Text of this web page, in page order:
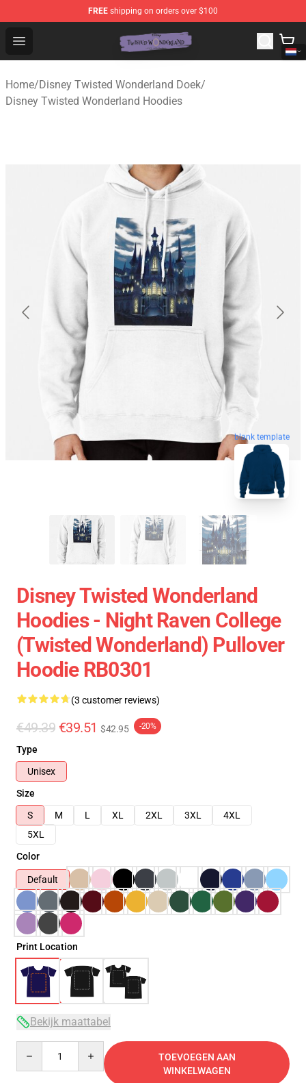
FREE shipping on orders over $100
Open menu
Twisted Wonderland Store - Official Twisted
Home/Disney Twisted Wonderland Doek/
Disney Twisted Wonderland Hoodies
blank template
Disney Twisted Wonderland
Hoodies - Night Raven College
(Twisted Wonderland) Pullover
Hoodie RB0301
(3 customer reviews)
€49.39 €39.51 $42.95 -20%
Type
Unisex
Size
S
M L XL 2XL 3XL
4XL
5XL
Color
Default
Print Location
Bekijk maattabel
TOEVOEGEN AAN
WINKELWAGEN